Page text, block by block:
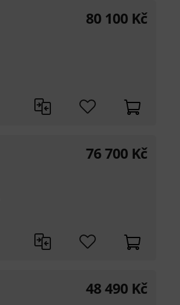
80 100 Kč
76 700 Kč
48 490 Kč